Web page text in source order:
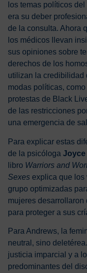
los temas políticos
era su deber
de la consulta. Ahora
los médicos llevan
sus opiniones sobre
derechos de los
utilizan la credibilidad
modas políticas,
protestas de Black
de las restricciones
una emergencia de
Para explicar estas
de la psicóloga Joyce
libro Warriors and
Sexes explica que los
grupo optimizadas
mujeres
para proteger a sus
Para Andrews, la
neutral, sino
justicia imparcial y a
predominantes del